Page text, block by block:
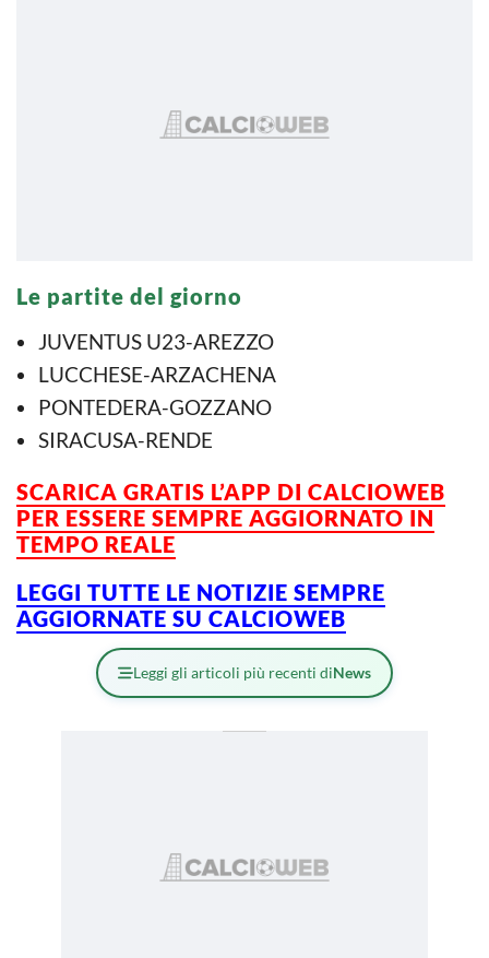
Le partite del giorno
JUVENTUS U23-AREZZO
LUCCHESE-ARZACHENA
PONTEDERA-GOZZANO
SIRACUSA-RENDE
SCARICA GRATIS L’APP DI CALCIOWEB
PER ESSERE SEMPRE AGGIORNATO IN
TEMPO REALE
LEGGI TUTTE LE NOTIZIE SEMPRE
AGGIORNATE SU CALCIOWEB
Leggi gli articoli più recenti diNews